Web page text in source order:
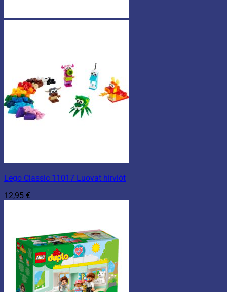
Lego Classic 11017 Luovat hirviöt
12,95 €